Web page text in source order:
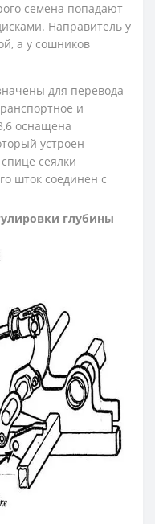
семена попадают
Направитель у
а у сошников
для перевода
и
оснащена
устроен
сеялки
шток соединен с
глубины